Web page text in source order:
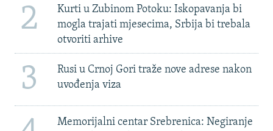
2
Kurti u Zubinom Potoku: Iskopavanja bi
mogla trajati mjesecima, Srbija bi trebala
otvoriti arhive
3
Rusi u Crnoj Gori traže nove adrese nakon
uvođenja viza
Memorijalni centar Srebrenica: Negiranje